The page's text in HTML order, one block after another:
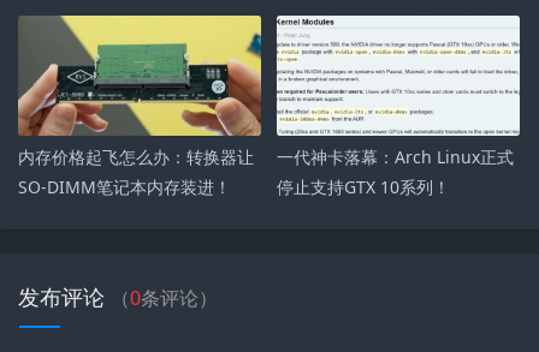
舰性能新标杆
内存价格起飞怎么办：转换器让
SO-DIMM笔记本内存装进！
一代神卡落幕：Arch Linux正式
停止支持GTX 10系列！
发布评论 （0条评论）